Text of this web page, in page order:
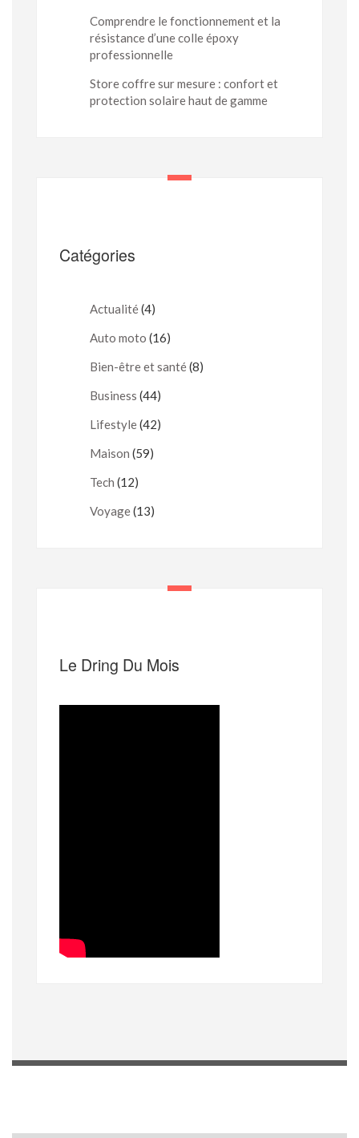
Comprendre le fonctionnement et la
résistance d’une colle époxy
professionnelle
Store coffre sur mesure : confort et
protection solaire haut de gamme
Catégories
Actualité(4)
Auto moto (16)
Bien-être et santé(8)
Business (44)
Lifestyle(42)
Maison (59)
Tech (12)
Voyage(13)
Le Dring Du Mois